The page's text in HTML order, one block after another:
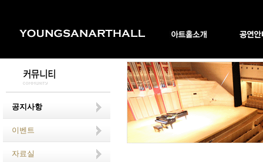
공지사항
이벤트
자료실